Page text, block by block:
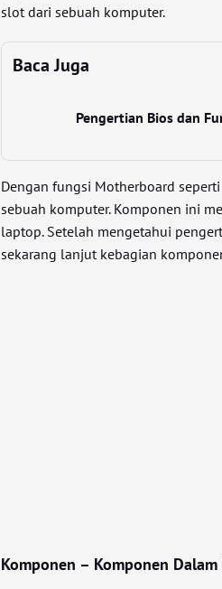
slot dari sebuah komputer.
Baca Juga
Pengertian Bios dan
Dengan fungsi Motherboard
sebuah komputer. Komponen ini
laptop. Setelah mengetahui
sekarang lanjut kebagian
Komponen – Komponen